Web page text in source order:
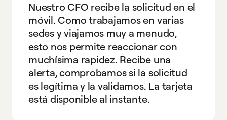
Nuestro CFO recibe la solicitud en el
móvil. Como trabajamos en varias
sedes y viajamos muy a menudo,
esto nos permite reaccionar con
muchísima rapidez. Recibe una
alerta, comprobamos si la solicitud
es legítima y la validamos. La tarjeta
está disponible al instante.